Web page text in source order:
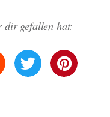
dir gefallen hat: